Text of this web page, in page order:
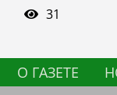
31
О ГАЗЕТЕ